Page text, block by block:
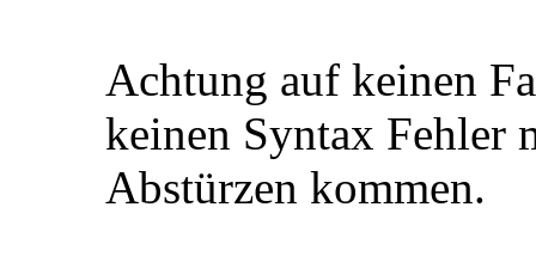
Achtung auf keinen
keinen Syntax Fehler
Abstürzen kommen.